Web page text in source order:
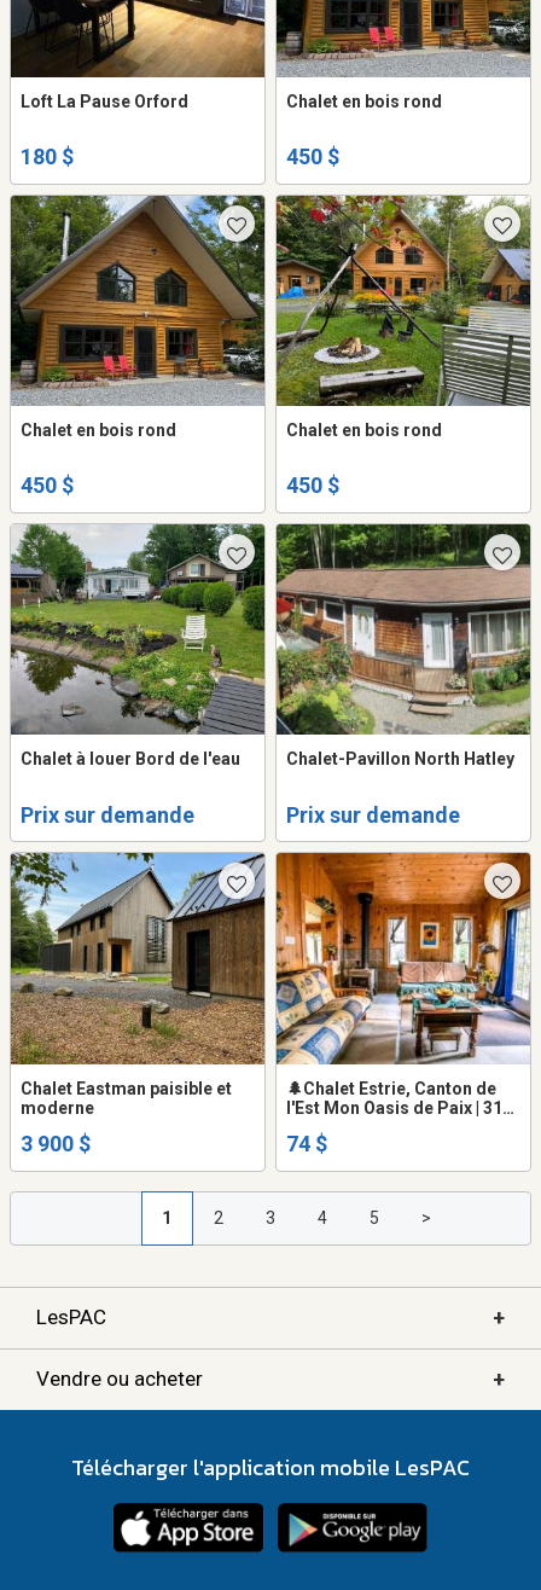
Loft La Pause Orford
180 $
Chalet en bois rond
450 $
Chalet en bois rond
450 $
Chalet en bois rond
450 $
Chalet à louer Bord de l'eau
Prix sur demande
Chalet-Pavillon North Hatley
Prix sur demande
Chalet Eastman paisible et
moderne
3 900 $
🌲Chalet Estrie, Canton de
l'Est Mon Oasis de Paix | 31
pédalo, plages privées
74 $
1 2 3 4 5 >
LesPAC +
Vendre ou acheter +
Télécharger l'application mobile LesPAC